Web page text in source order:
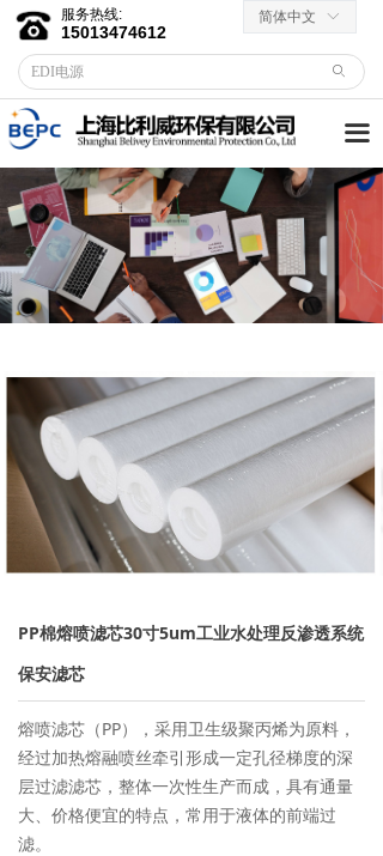
끀
首页
关于我们
客户服务
→ 合作伙伴
→资料下载
产品中心
→ EDI电源
→ 滤芯滤料
→RO反渗透膜
→ 离子交换树脂
→ 保安过滤器
→ 紫外线杀菌器
→ 水泵/计量泵
→ 板式换热器
→ PE水箱及配件
服务热线:
15013474612
ꄙ
ꀅ
简体中文
熔喷滤芯（PP），采用卫生级聚丙烯为原料，
经过加热熔融喷丝牵引形成一定孔径梯度的深
层过滤滤芯，整体一次性生产而成，具有通量
大、价格便宜的特点，常用于液体的前端过
滤。
PP棉熔喷滤芯30寸5um工业水处理反渗透系统
保安滤芯